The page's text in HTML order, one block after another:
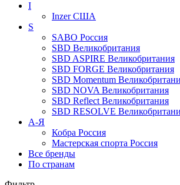
I
InzerСША
S
SABO Россия
SBD Великобритания
SBD ASPIRE Великобритания
SBD FORGE Великобритания
SBD Momentum
SBD NOVA Великобритания
SBD Reflect Великобритания
SBD RESOLVE
А-Я
Кобра Россия
Мастерская спорта Россия
Все бренды
По странам